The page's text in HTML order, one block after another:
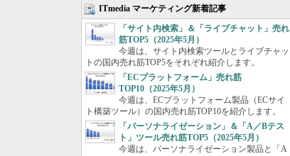
ITmedia マーケティング新着記事
「サイト内検索」＆「ライブチャット」売れ
筋TOP5（2025年5月）
今週は、サイト内検索ツールとライブチャッ
トの国内売れ筋TOP5をそれぞれ紹介します。
「ECプラットフォーム」売れ筋
TOP10（2025年5月）
今週は、ECプラットフォーム製品（ECサイ
ト構築ツール）の国内売れ筋TOP10を紹介します。
「パーソナライゼーション」＆「A／Bテス
ト」ツール売れ筋TOP5（2025年5月）
今週は、パーソナライゼーション製品と「A